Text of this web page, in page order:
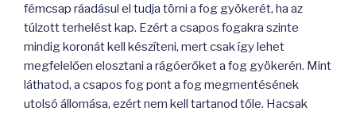
fémcsap ráadásul el tudja törni a fog gyökerét, ha az
túlzott terhelést kap. Ezért a csapos fogakra szinte
mindig koronát kell készíteni, mert csak így lehet
megfelelően elosztani a rágóerőket a fog gyökerén. Mint
láthatod, a csapos fog pont a fog megmentésének
utolsó állomása, ezért nem kell tartanod tőle. Hacsak